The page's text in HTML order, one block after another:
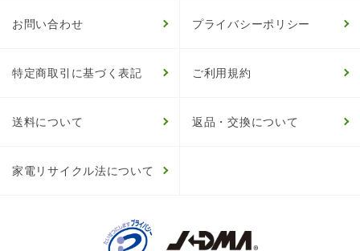
お問い合わせ プライバシーポリシー
特定商取引に基づく表記 ご利用規約
送料について 返品・交換について
家電リサイクル法について